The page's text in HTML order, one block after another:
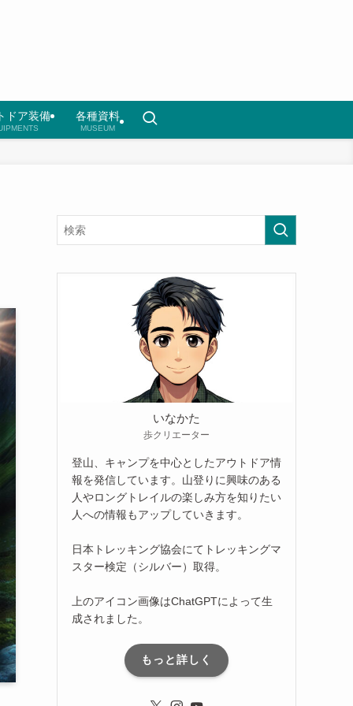
ドア装備 各種資料
MUSEUM
いなかた
歩クリエーター
登山、キャンプを中心としたアウトドア情
報を発信しています。山登りに興味のある
人やロングトレイルの楽しみ方を知りたい
人への情報もアップしていきます。
日本トレッキング協会にてトレッキングマ
スター検定（シルバー）取得。
上のアイコン画像はChatGPTによって生
成されました。
もっと詳しく